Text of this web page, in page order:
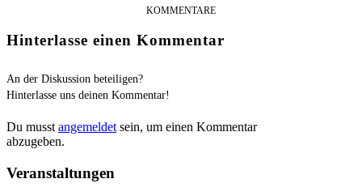
KOMMENTARE
Hinterlasse einen Kommentar
An der Diskussion beteiligen?
Hinterlasse uns deinen Kommentar!
Du musst angemeldet sein, um einen Kommentar
abzugeben.
Veranstaltungen